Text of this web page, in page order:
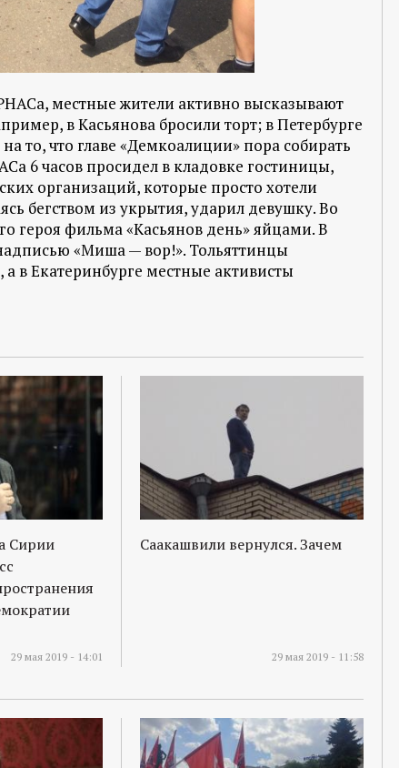
местные жители активно высказывают
в Касьянова бросили торт; в Петербурге
то, что главе «Демкоалиции» пора собирать
6 часов просидел в кладовке гостиницы,
организаций, которые просто хотели
бегством из укрытия, ударил девушку. Во
героя фильма «Касьянов день» яйцами. В
«Миша — вор!». Тольяттинцы
в Екатеринбурге местные активисты
Сирии
29 мая 2019 - 14:01
Саакашвили вернулся. Зачем
29 мая 2019 - 11:58